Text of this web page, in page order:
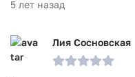
5 лет назад
Лия Сосновская